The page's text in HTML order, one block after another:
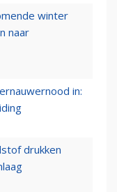
winter
naar
in:
drukken